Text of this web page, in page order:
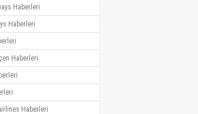
Haberleri
Haberleri
Haberleri
Haberleri